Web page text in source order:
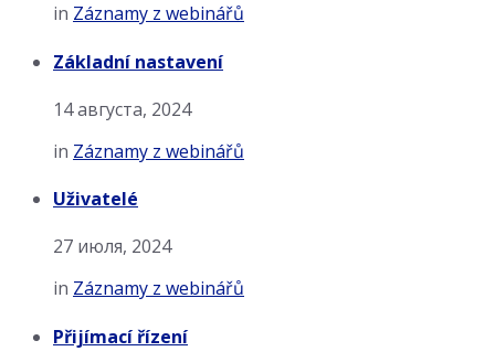
in Záznamy z webinářů
Základní nastavení
14 августа, 2024
in Záznamy z webinářů
Uživatelé
27 июля, 2024
in Záznamy z webinářů
Přijímací řízení